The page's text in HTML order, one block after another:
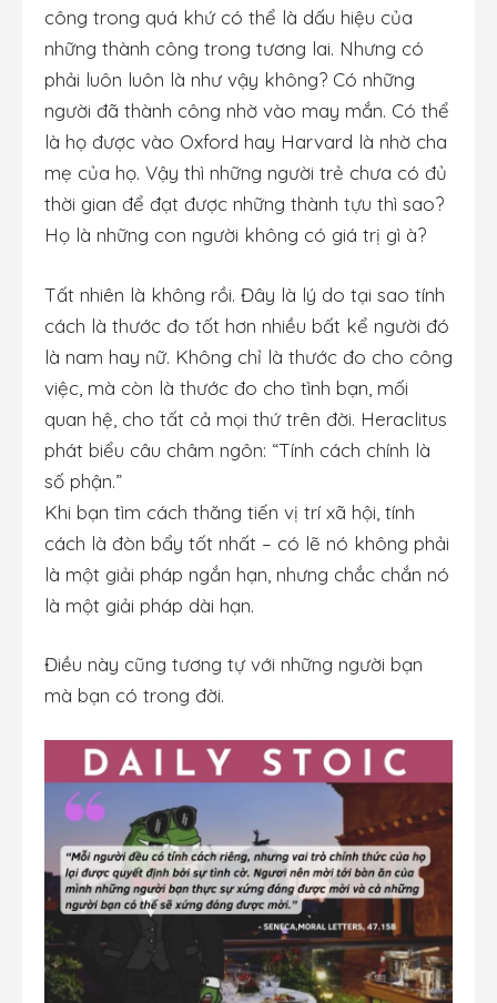
công trong quá khứ có thể là dấu hiệu của
những thành công trong tương lai. Nhưng có
phải luôn luôn là như vậy không? Có những
người đã thành công nhờ vào may mắn. Có thể
là họ được vào Oxford hay Harvard là nhờ cha
mẹ của họ. Vậy thì những người trẻ chưa có đủ
thời gian để đạt được những thành tựu thì sao?
Họ là những con người không có giá trị gì à?
Tất nhiên là không rồi. Đây là lý do tại sao tính
cách là thước đo tốt hơn nhiều bất kể người đó
là nam hay nữ. Không chỉ là thước đo cho công
việc, mà còn là thước đo cho tình bạn, mối
quan hệ, cho tất cả mọi thứ trên đời. Heraclitus
phát biểu câu châm ngôn: “Tính cách chính là
số phận.”
Khi bạn tìm cách thăng tiến vị trí xã hội, tính
cách là đòn bẩy tốt nhất – có lẽ nó không phải
là một giải pháp ngắn hạn, nhưng chắc chắn nó
là một giải pháp dài hạn.
Điều này cũng tương tự với những người bạn
mà bạn có trong đời.